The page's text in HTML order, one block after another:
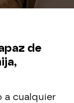
de
a cualquier